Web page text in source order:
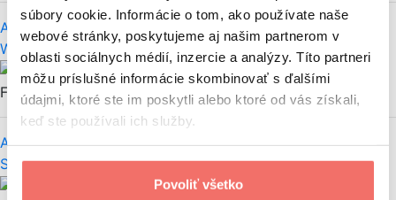
súbory cookie. Informácie o tom, ako používate naše
webové stránky, poskytujeme aj našim partnerom v
oblasti sociálnych médií, inzercie a analýzy. Títo partneri
môžu príslušné informácie skombinovať s ďalšími
údajmi, ktoré ste im poskytli alebo ktoré od vás získali,
keď ste používali ich služby.
Povoliť všetko
Ako napísať výpoveď? (+vzor)
Worklife
HR a kariéra
Floreková
Ako stiahnuť video z Facebooku (rýchly návod)
SocialFacebook